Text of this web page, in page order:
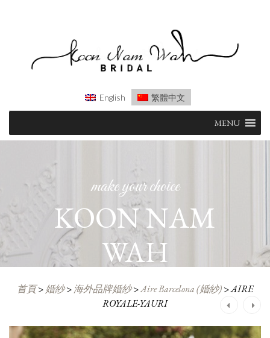
English 繁體中文
content
MENU
make your choice
KOON NAM
WAH
首頁> 婚紗>海外品牌婚紗>Aire Barcelona (婚紗)>AIRE
ROYALE-YAURI
navigation